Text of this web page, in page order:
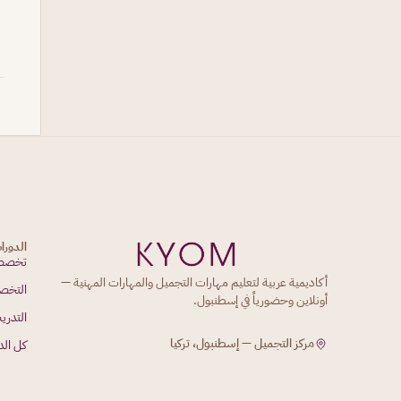
أكاديمية عربية لتعليم مهارات التجميل والمهارات المهنية —
أونلاين وحضورياً في إسطنبول.
مركز التجميل — إسطنبول، تركيا
كل